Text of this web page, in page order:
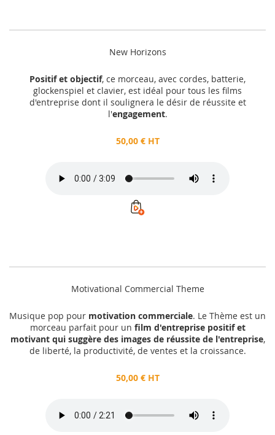
New Horizons
Positif et objectif, ce morceau, avec cordes, batterie,
glockenspiel et clavier, est idéal pour tous les films
d'entreprise dont il soulignera le désir de réussite et
l'engagement.
50,00 € HT
Motivational Commercial Theme
Musique pop pour motivation commerciale. Le Thème est un
morceau parfait pour un film d'entreprise positif et
motivant qui suggère des images de réussite de l'entreprise,
de liberté, la productivité, de ventes et la croissance.
50,00 € HT